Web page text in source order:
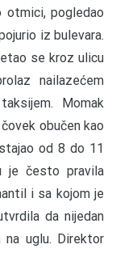
otmici, pogledao
iz bulevara.
se kroz ulicu
nailazećem
Momak
obučen kao
od 8 do 11
je često pravila
i sa kojom je
da nijedan
uglu. Direktor